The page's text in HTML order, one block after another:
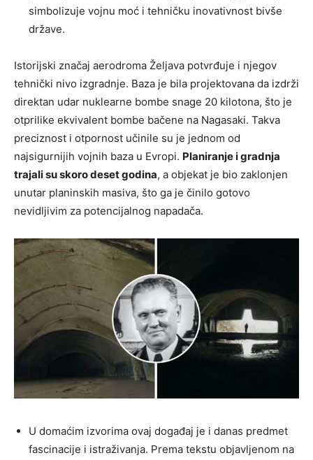
simbolizuje vojnu moć i tehničku inovativnost bivše
države.
Istorijski značaj aerodroma Željava potvrđuje i njegov
tehnički nivo izgradnje. Baza je bila projektovana da izdrži
direktan udar nuklearne bombe snage 20 kilotona, što je
otprilike ekvivalent bombe bačene na Nagasaki. Takva
preciznost i otpornost učinile su je jednom od
najsigurnijih vojnih baza u Evropi. Planiranje i gradnja
trajali su skoro deset godina, a objekat je bio zaklonjen
unutar planinskih masiva, što ga je činilo gotovo
nevidljivim za potencijalnog napadača.
U domaćim izvorima ovaj događaj je i danas predmet
fascinacije i istraživanja. Prema tekstu objavljenom na